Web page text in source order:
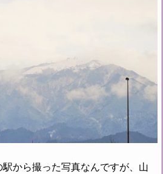
から撮った写真なんですが、山